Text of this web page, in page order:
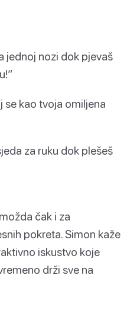
jednoj nozi dok pjevaš
se kao tvoja omiljena
za ruku dok plešeš
čak i za
pokreta. Simon kaže
iskustvo koje
drži sve na